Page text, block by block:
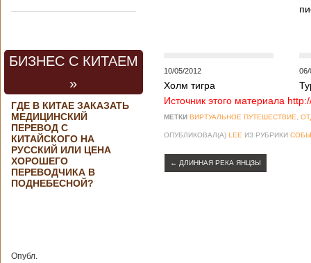
Кладов
аэрокосмической
выставки Aero
Бангалоре в
Индии. Контракт
между Китаем и
Россией на
разработку,
Подробнее...
Опубликовано
21/02/2019 - 22:26
В Китае найден
древний
БИЗНЕС С КИТАЕМ
»
ГДЕ В КИТАЕ ЗАКАЗАТЬ
МЕДИЦИНСКИЙ
ПЕРЕВОД С
КИТАЙСКОГО НА
РУССКИЙ ИЛИ ЦЕНА
ХОРОШЕГО
ПЕРЕВОДЧИКА В
ПОДНЕБЕСНОЙ?
Опубл.
10/05/2012
Холм тигра
06/
Источник этого материала
МЕТКИ ВИРТУАЛЬНОЕ ПУТЕШЕСТВИЕ
ОПУБЛИКОВАЛ(А) LEE ИЗ РУБРИКИ
← ДЛИННАЯ РЕКА ЯНЦЗЫ